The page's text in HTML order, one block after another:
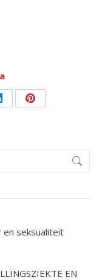
Deel
en seksualiteit
EN